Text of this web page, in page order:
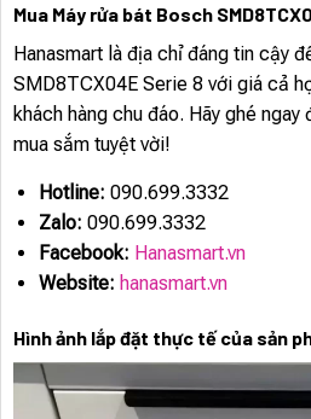
Mua Máy rửa bát Bosch
Hanasmart là địa chỉ đáng tin cậy
SMD8TCX04E Serie 8 với giá cả
khách hàng chu đáo. Hãy ghé
mua sắm tuyệt vời!
Hotline: 090.699.3332
Zalo: 090.699.3332
Facebook: Hanasmart.vn
Website: hanasmart.vn
Hình ảnh lắp đặt thực tế của sản